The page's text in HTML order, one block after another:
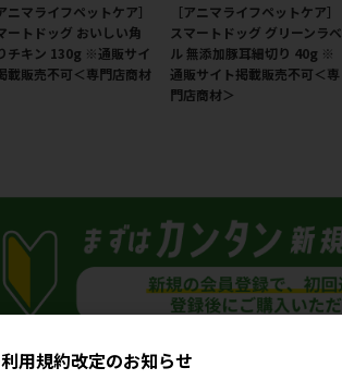
ニマライフペットケア］
ートドッグ おいしい角
チキン 130g ※通販サイ
載販売不可＜専門店商材
［アニマライフペットケア］
スマートドッグ グリーンラベ
ル 無添加豚耳細切り 40g ※
通販サイト掲載販売不可＜専
門店商材＞
用規約改定のお知らせ